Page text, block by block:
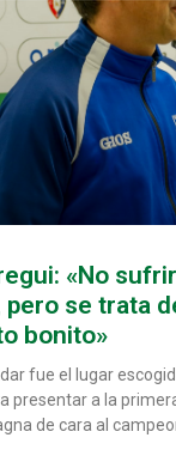
«No
pero se trata
bonito»
fue el lugar
presentar a la
de cara al